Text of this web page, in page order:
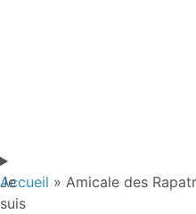
Je
suis
Accueil » Amicale des